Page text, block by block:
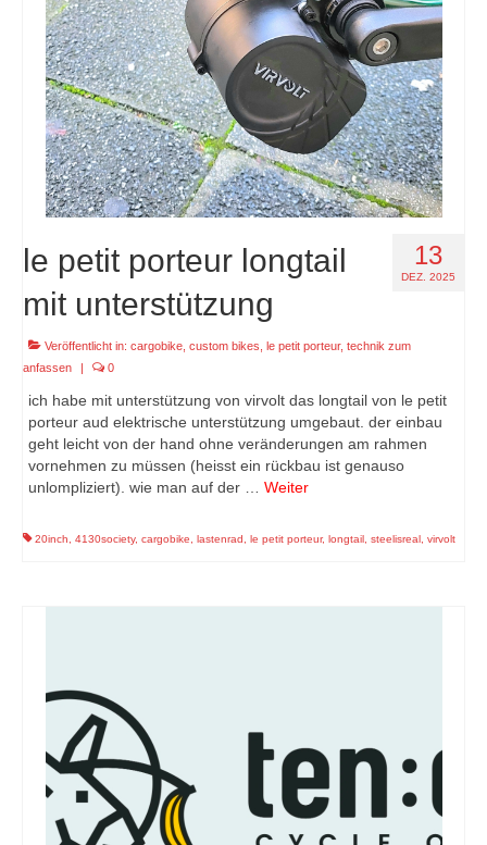
13
DEZ. 2025
le petit porteur longtail
mit unterstützung
Veröffentlicht in: cargobike custom bikes le petit porteur, technik zum
anfassen
| 0
ich habe mit unterstützung von virvolt das longtail von le petit
porteur aud elektrische unterstützung umgebaut. der einbau
geht leicht von der hand ohne veränderungen am rahmen
vornehmen zu müssen (heisst ein rückbau ist genauso
unlompliziert). wie man auf der … Weiter
20inch 4130society, cargobike lastenrad le petit porteur, longtail steelisreal virvolt